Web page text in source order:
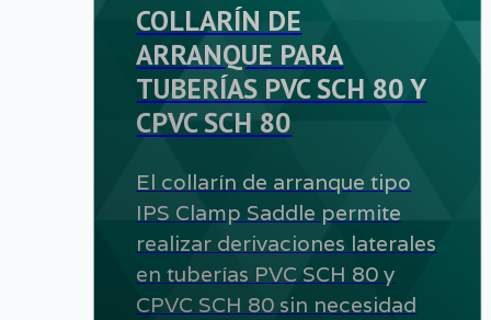
COLLARÍN DE
ARRANQUE PARA
TUBERÍAS PVC SCH 80 Y
CPVC SCH 80
El collarín de arranque tipo
IPS Clamp Saddle permite
realizar derivaciones laterales
en tuberías PVC SCH 80 y
CPVC SCH 80 sin necesidad